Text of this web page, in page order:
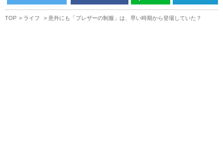
TOP ライフ 意外にも「ブレザーの制服」は、早い時期から登場していた？